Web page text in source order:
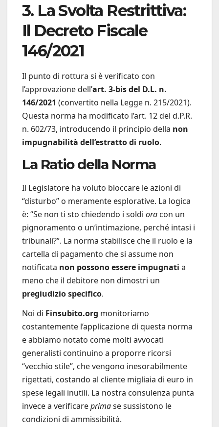
3. La Svolta Restrittiva:
Il Decreto Fiscale
146/2021
Il punto di rottura si è verificato con
l’approvazione dell’art. 3-bis del D.L. n.
146/2021 (convertito nella Legge n. 215/2021).
Questa norma ha modificato l’art. 12 del d.P.R.
n. 602/73, introducendo il principio della non
impugnabilità dell’estratto di ruolo.
La Ratio della Norma
Il Legislatore ha voluto bloccare le azioni di
“disturbo” o meramente esplorative. La logica
è: “Se non ti sto chiedendo i soldi ora con un
pignoramento o un’intimazione, perché intasi i
tribunali?”. La norma stabilisce che il ruolo e la
cartella di pagamento che si assume non
notificata non possono essere impugnati a
meno che il debitore non dimostri un
pregiudizio specifico.
Noi di Finsubito.org monitoriamo
costantemente l’applicazione di questa norma
e abbiamo notato come molti avvocati
generalisti continuino a proporre ricorsi
“vecchio stile”, che vengono inesorabilmente
rigettati, costando al cliente migliaia di euro in
spese legali inutili. La nostra consulenza punta
invece a verificareprimase sussistono le
condizioni di ammissibilità.